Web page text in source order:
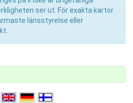
ser ut. För exakta kartor
länsstyrelse eller